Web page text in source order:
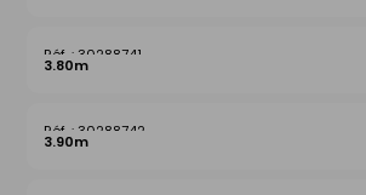
30288741
3.80m
30288742
3.90m